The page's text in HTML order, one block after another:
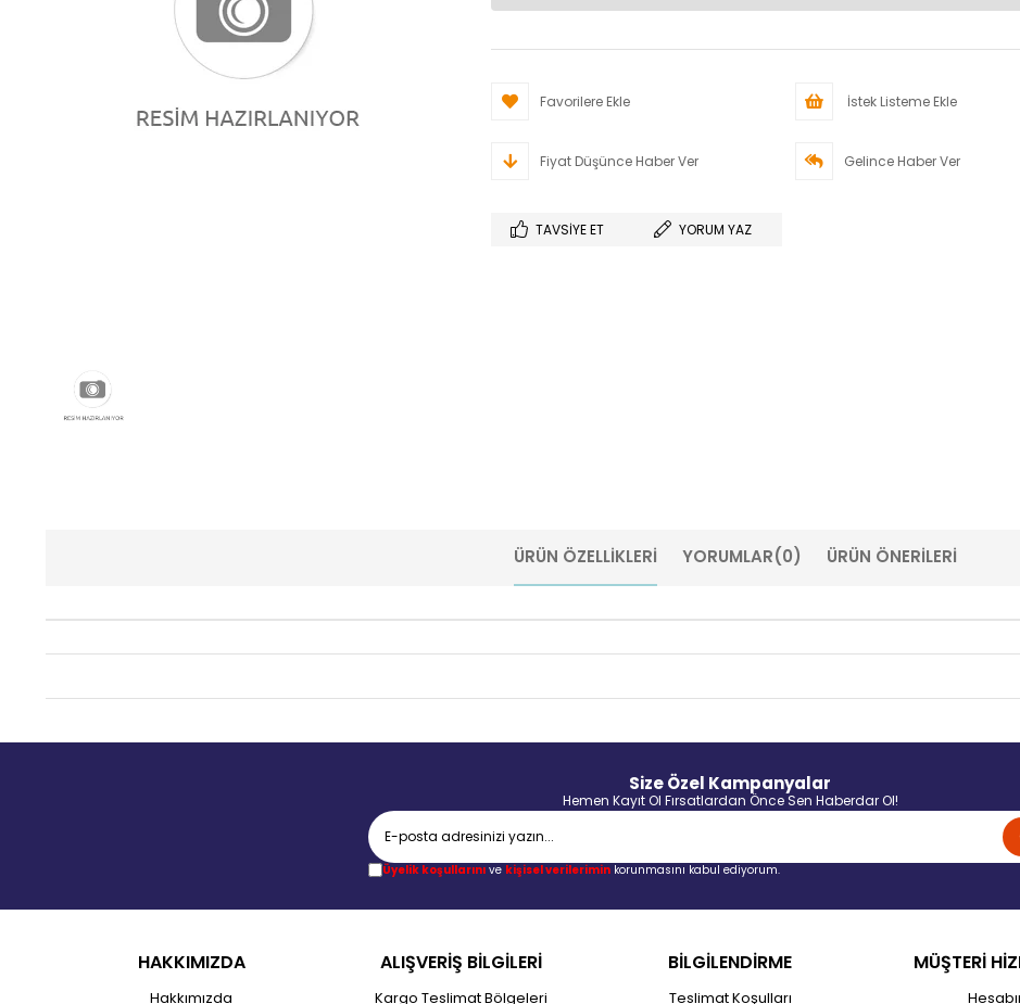
Favorilere Ekle İstek Listeme Ekle
Fiyat Düşünce Haber Ver Gelince Haber Ver
TAVSIYE ET YORUM YAZ
ÜRÜN ÖZELLIKLERI YORUMLAR(0) ÜRÜN ÖNERILERI
Size Özel Kampanyalar
Hemen Kayıt Ol Fırsatlardan Önce Sen Haberdar Ol!
Üyelik koşullarınıve kişisel verileriminkorunmasını kabul ediyorum.
HAKKIMIZDA
Hakkımızda
ALIŞVERİŞ BİLGİLERİ
Kargo Teslimat Bölgeleri
BİLGİLENDİRME
Teslimat Koşulları
MÜŞTERİ